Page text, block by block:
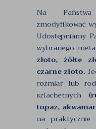
Na
zmodyfikować
Udostępniamy
wybranego
złoto, żółte
czarne złoto.
rozmiar lub
szlachetnych
topaz,
na praktycznie